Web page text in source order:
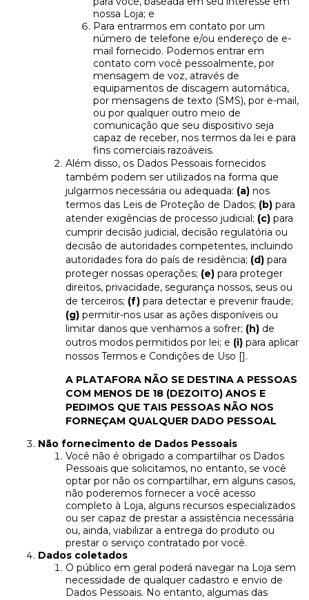
nossa Loja; e
Para entrarmos em contato por um
número de telefone e/ou endereço de e-
mail fornecido. Podemos entrar em
contato com você pessoalmente, por
mensagem de voz, através de
equipamentos de discagem automática,
por mensagens de texto (SMS), por e-mail,
ou por qualquer outro meio de
comunicação que seu dispositivo seja
capaz de receber, nos termos da lei e para
fins comerciais razoáveis.
Além disso, os Dados Pessoais fornecidos
também podem ser utilizados na forma que
julgarmos necessária ou adequada: (a) nos
termos das Leis de Proteção de Dados; (b) para
atender exigências de processo judicial; (c) para
cumprir decisão judicial, decisão regulatória ou
decisão de autoridades competentes, incluindo
autoridades fora do país de residência; (d) para
proteger nossas operações; (e) para proteger
direitos, privacidade, segurança nossos, seus ou
de terceiros; (f) para detectar e prevenir fraude;
(g) permitir-nos usar as ações disponíveis ou
limitar danos que venhamos a sofrer; (h) de
outros modos permitidos por lei; e (i) para aplicar
nossos Termos e Condições de Uso [].
A PLATAFORA NÃO SE DESTINA A PESSOAS
COM MENOS DE 18 (DEZOITO) ANOS E
PEDIMOS QUE TAIS PESSOAS NÃO NOS
FORNEÇAM QUALQUER DADO PESSOAL
Não fornecimento de Dados Pessoais
Você não é obrigado a compartilhar os Dados
Pessoais que solicitamos, no entanto, se você
optar por não os compartilhar, em alguns casos,
não poderemos fornecer a você acesso
completo à Loja, alguns recursos especializados
ou ser capaz de prestar a assistência necessária
ou, ainda, viabilizar a entrega do produto ou
prestar o serviço contratado por você.
Dados coletados
O público em geral poderá navegar na Loja sem
necessidade de qualquer cadastro e envio de
Dados Pessoais. No entanto, algumas das